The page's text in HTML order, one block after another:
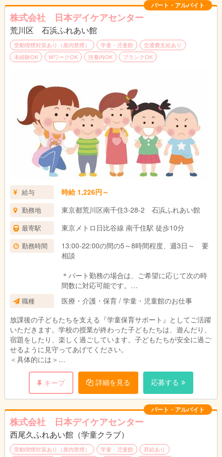
＊無資格・未経験可、
※高校卒業以上、 学生アルバイト不可
パート・アルバイト
株式会社 日本デイケアセンター
荒川区 石浜ふれあい館
受動喫煙対策あり（屋内禁煙） 学童・児童館
交通費支給あり
未経験OK
WワークOK 扶養内OK ブランクOK
給与 時給 1,226円～
勤務地 東京都荒川区南千住3-28-2 石浜ふれあい館
最寄駅 東京メトロ日比谷線 南千住駅 徒歩10分
勤務時間
13:00-22:00の間の5～8時間程度、週3日～ 要
相談
＊パート勤務の場合は、ご希望に応じて次の時
間数に対応可能です。
・週に20時間未満、 週に20時間以上30時間
未満、 週に30時間以上
職種
医療・介護・保育 / 学童・児童館のお仕事
放課後の子どもたちを支える『学童保育サポート』としてご活躍
いただきます。学校の授業が終わった子どもたちは、遊んだり、
宿題をしたり、楽しく過ごしています。子どもたちが安全に過ご
せるように見守ってあげてください。
＜具体的には＞
・行事の企画と実施 ・イベントの企画、準備、、実施
・集団活動のサポート見守り ・お子様の帰宅後のお掃除
・保護者対応、・スケジュール作成、・お便り等の案内書の作成
・事務作業（PCの文字入力程度）
＊無資格・未経験可、
※高校卒業以上、 学生アルバイト不可
キープ 詳細を見る 応募する
パート・アルバイト
株式会社 日本デイケアセンター
西尾久ふれあい館（学童クラブ）
受動喫煙対策あり（屋内禁煙） 学童・児童館 昇給あり